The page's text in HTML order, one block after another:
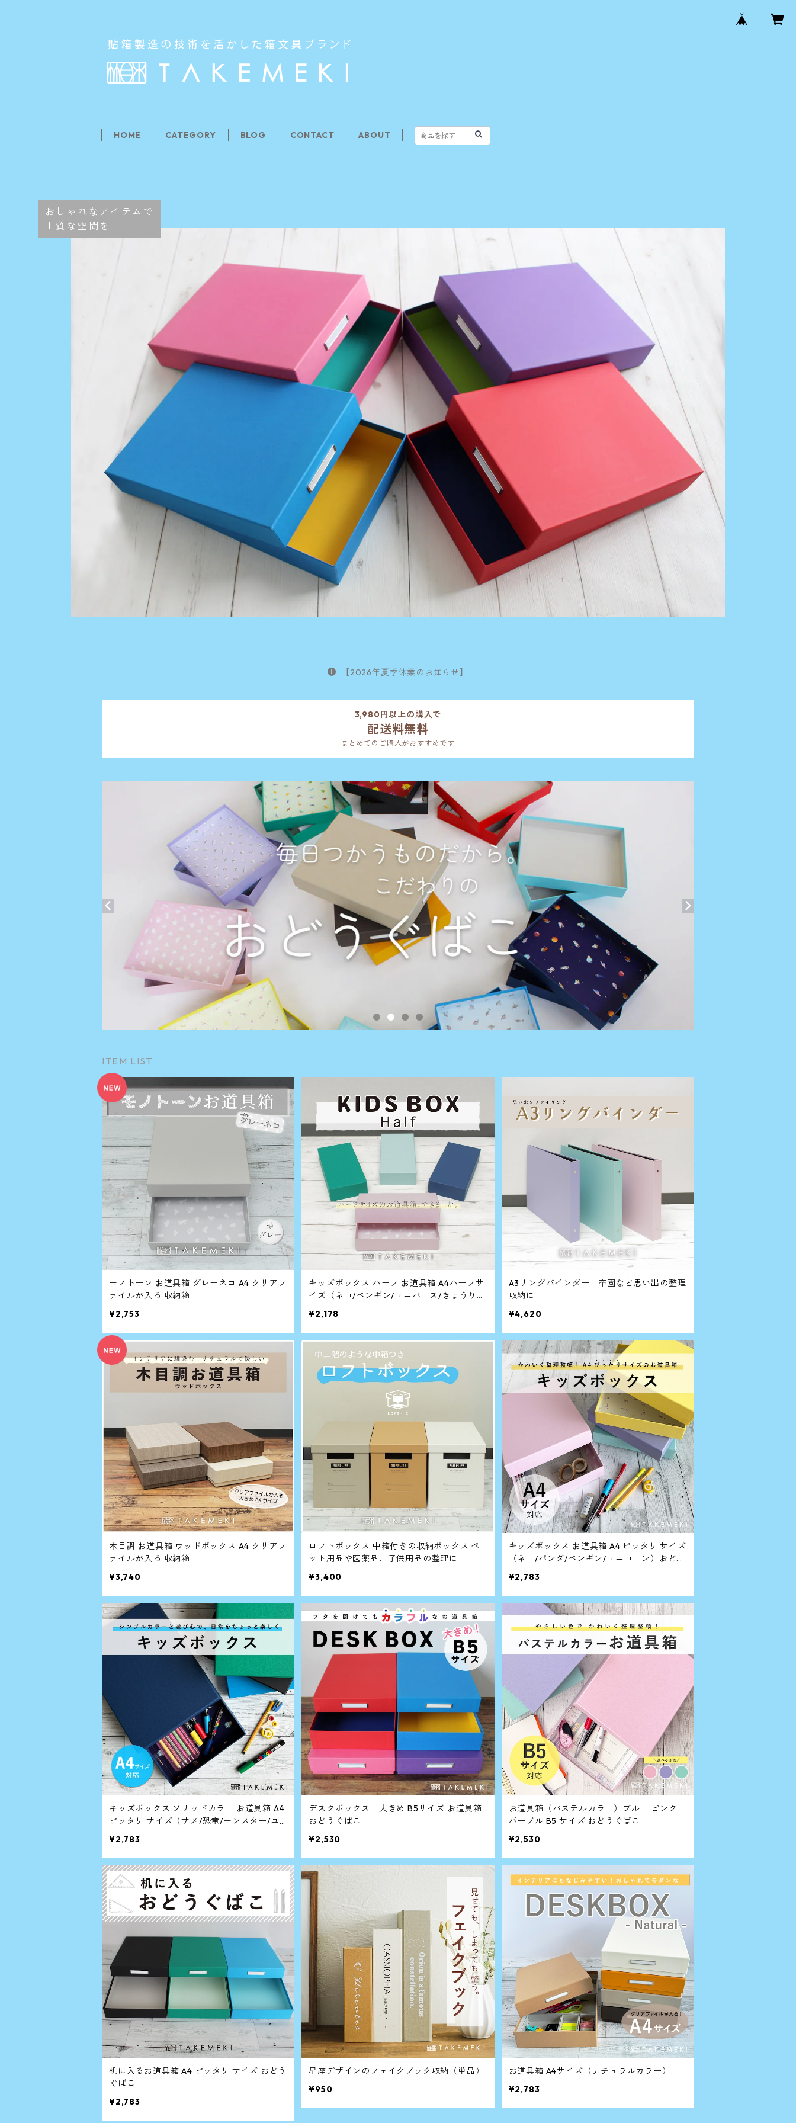
HOME CATEGORY BLOG CONTACT ABOUT
おしゃれなアイテムで
上質な空間を
【2026年夏季休業のお知らせ】
3,980円以上の購入で
配送料無料
まとめてのご購入がおすすめです
ITEM LIST
モノトーン お道具箱 グレーネコ A4 クリアフ
ァイルが入る 収納箱
¥2,753
キッズボックス ハーフ お道具箱 A4ハーフサ
イズ（ネコ/ペンギン/ユニバース/きょうりゅ
¥2,178
A3リングバインダー 卒園など思い出の整理
収納に
¥4,620
木目調 お道具箱 ウッドボックス A4 クリアフ
ァイルが入る 収納箱
¥3,740
ロフトボックス 中箱付きの収納ボックス ペ
ット用品や医薬品、子供用品の整理に
¥3,400
キッズボックス お道具箱 A4 ピッタリ サイズ
（ネコ/パンダ/ペンギン/ユニコーン）おどう
¥2,783
キッズボックス ソリッドカラー お道具箱 A4
ピッタリ サイズ（サメ/恐竜/モンスター/ユ
¥2,783
デスクボックス 大きめ B5サイズ お道具箱
おどうぐばこ
¥2,530
お道具箱（パステルカラー）ブルー ピンク
パープル B5 サイズ おどうぐばこ
¥2,530
机に入るお道具箱 A4 ピッタリ サイズ おどう
ぐばこ
¥2,783
星座デザインのフェイクブック収納（単品）
¥950
お道具箱 A4サイズ（ナチュラルカラー）
¥2,783